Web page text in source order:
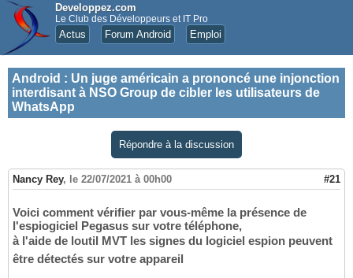
Developpez.com
Le Club des Développeurs et IT Pro
Actus Forum Android Emploi
Android : Un juge américain a prononcé une injonction
interdisant à NSO Group de cibler les utilisateurs de
WhatsApp
Répondre à la discussion
Nancy Rey, le 22/07/2021 à 00h00 #21
Voici comment vérifier par vous-même la présence de
l'espiogiciel Pegasus sur votre téléphone,
à l'aide de loutil MVT les signes du logiciel espion peuvent
être détectés sur votre appareil